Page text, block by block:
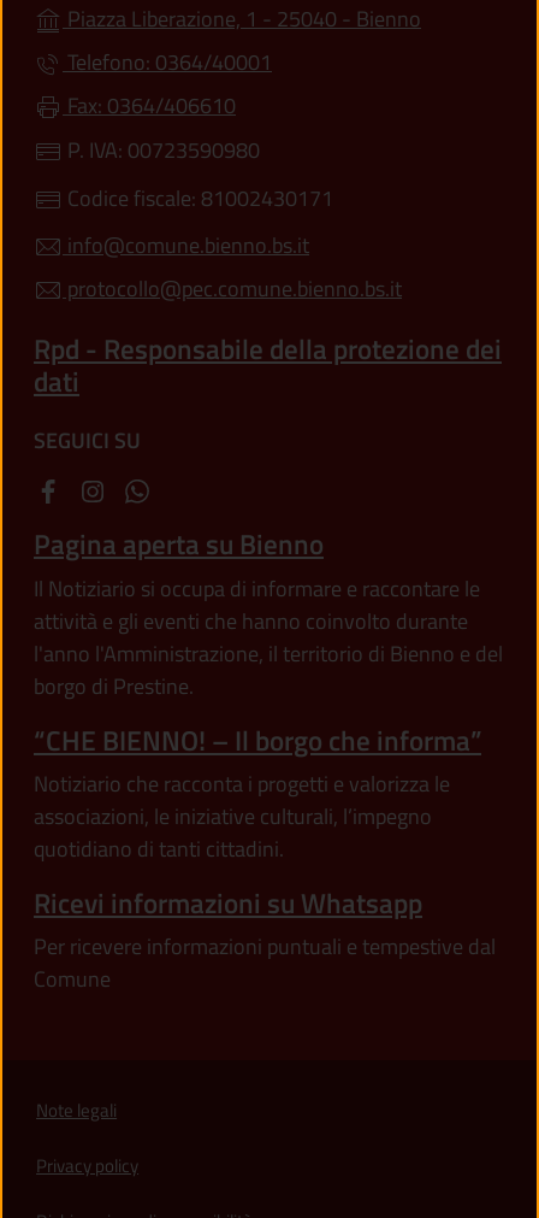
Piazza Liberazione, 1 - 25040 - Bienno
Telefono: 0364/40001
Fax: 0364/406610
P. IVA: 00723590980
Codice fiscale: 81002430171
info@comune.bienno.bs.it
protocollo@pec.comune.bienno.bs.it
Rpd - Responsabile della protezione dei
dati
SEGUICI SU
Pagina aperta su Bienno
Il Notiziario si occupa di informare e raccontare le
attività e gli eventi che hanno coinvolto durante
l'anno l'Amministrazione, il territorio di Bienno e del
borgo di Prestine.
“CHE BIENNO! – Il borgo che informa”
Notiziario che racconta i progetti e valorizza le
associazioni, le iniziative culturali, l’impegno
quotidiano di tanti cittadini.
Ricevi informazioni su Whatsapp
Per ricevere informazioni puntuali e tempestive dal
Comune
Note legali
Privacy policy